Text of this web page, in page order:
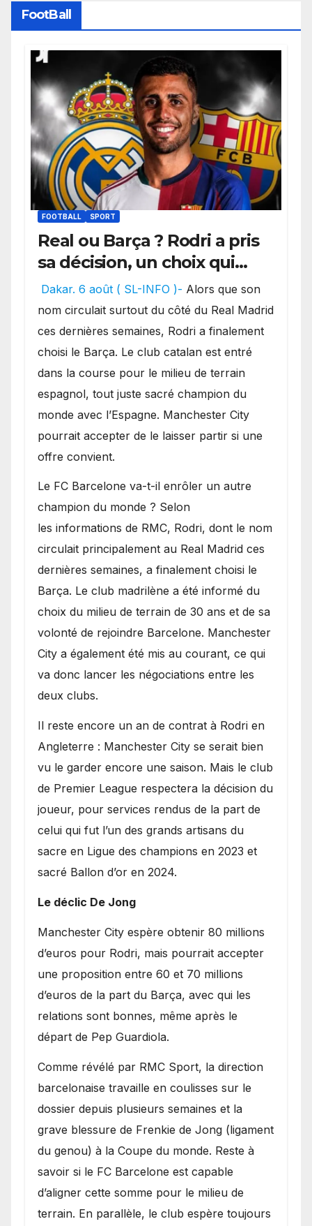
FootBall
FOOTBALL SPORT
Real ou Barça ? Rodri a pris
sa décision, un choix qui
pourrait faire grand bruit
sur le marché des
transferts.
Dakar. 6 août ( SL-INFO )- Alors que son
nom circulait surtout du côté du Real Madrid
ces dernières semaines, Rodri a finalement
choisi le Barça. Le club catalan est entré
dans la course pour le milieu de terrain
espagnol, tout juste sacré champion du
monde avec l’Espagne. Manchester City
pourrait accepter de le laisser partir si une
offre convient.
​Le FC Barcelone va-t-il enrôler un autre
champion du monde ? Selon
les informations de RMC, Rodri, dont le nom
circulait principalement au Real Madrid ces
dernières semaines, a finalement choisi le
Barça. Le club madrilène a été informé du
choix du milieu de terrain de 30 ans et de sa
volonté de rejoindre Barcelone. Manchester
City a également été mis au courant, ce qui
va donc lancer les négociations entre les
deux clubs.
​Il reste encore un an de contrat à Rodri en
Angleterre : Manchester City se serait bien
vu le garder encore une saison. Mais le club
de Premier League respectera la décision du
joueur, pour services rendus de la part de
celui qui fut l’un des grands artisans du
sacre en Ligue des champions en 2023 et
sacré Ballon d’or en 2024.
Le déclic De Jong
​Manchester City espère obtenir 80 millions
d’euros pour Rodri, mais pourrait accepter
une proposition entre 60 et 70 millions
d’euros de la part du Barça, avec qui les
relations sont bonnes, même après le
départ de Pep Guardiola.
​Comme révélé par RMC Sport, la direction
barcelonaise travaille en coulisses sur le
dossier depuis plusieurs semaines et la
grave blessure de Frenkie de Jong (ligament
du genou) à la Coupe du monde. Reste à
savoir si le FC Barcelone est capable
d’aligner cette somme pour le milieu de
terrain. En parallèle, le club espère toujours